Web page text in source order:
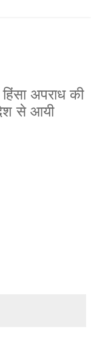
अपराध की
से आयी